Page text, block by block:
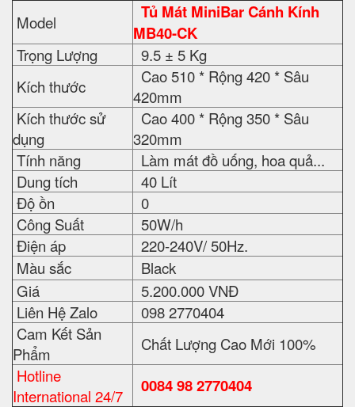
Model
Tủ Mát MiniBar Cánh Kính
MB40-CK
Trọng Lượng
9.5 ± 5 Kg
Kích thước
Cao 510 * Rộng 420 * Sâu
420mm
Kích thước sử
dụng
Cao 400 * Rộng 350 * Sâu
320mm
Tính năng
Làm mát đồ uống, hoa quả...
Dung tích
40 Lít
Độ ồn
0
Công Suất
50W/h
Điện áp
220-240V/ 50Hz.
Màu sắc
Black
Giá
5.200.000 VNĐ
Liên Hệ Zalo
098 2770404
Cam Kết Sản
Phẩm
Chất Lượng Cao Mới 100%
Hotline
International 24/7
0084 98 2770404